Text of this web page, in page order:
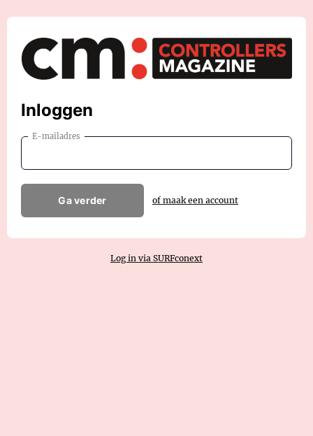
Inloggen
E-mailadres
Ga verder of maak een account
Log in via SURFconext